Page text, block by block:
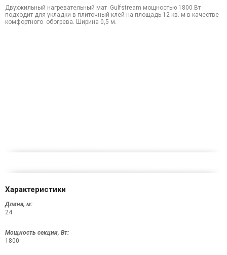
Двухжильный нагревательный мат Gulfstream мощностью 1800 Вт
подходит для укладки в плиточный клей на площадь 12 кв. м в качестве
комфортного обогрева. Ширина 0,5 м.
Характеристики
Длина, м:
24
Мощность секции, Вт:
1800